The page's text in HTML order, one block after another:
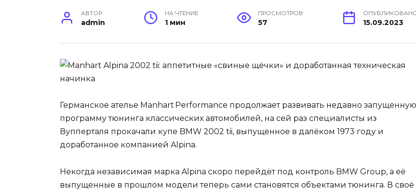
АВТОР
admin
НА ЧТЕНИЕ
1 мин
ПРОСМОТРОВ
57 15.09.2023
Германское ателье Manhart Performance продолжает развивать недавно запущенную
программу тюнинга классических автомобилей, на сей раз специалисты из
Вупперталя прокачали купе BMW 2002 tii, выпущенное в далёком 1973 году и
доработанное компанией Alpina.
Некогда независимая марка Alpina скоро перейдёт под контроль BMW Group, а её
выпущенные в прошлом модели теперь сами становятся объектами тюнинга. В своё